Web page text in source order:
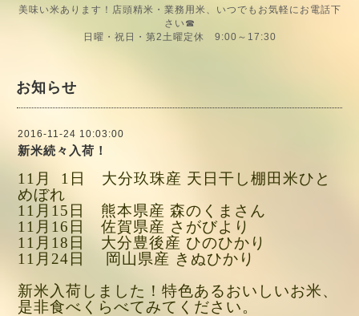
美味い米あります！店頭精米・業務用米、いつでもお気軽にお電話下
さい☎
日曜・祝日・第2土曜定休 9:00～17:30
お知らせ
2016-11-24 10:03:00
新米続々入荷！
11月 1日 大分玖珠産 天日干し棚田米ひと
めぼれ
11月15日 熊本県産 森のくまさん
11月16日 佐賀県産 さがびより
11月18日 大分豊後産 ひのひかり
11月24日 岡山県産 きぬひかり
新米入荷しました！特色あるおいしいお米、
是非食べくらべてみてください。